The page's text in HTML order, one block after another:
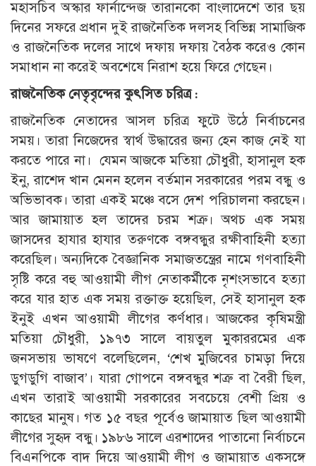
মহাসচিব অস্কার ফার্নান্দেজ তারানকো বাংলাদেশে তার ছয়
দিনের সফরে প্রধান দুই রাজনৈতিক দলসহ বিভিন্ন সামাজিক
ও রাজনৈতিক দলের সাথে দফায় দফায় বৈঠক করেও কোন
সমাধান না করেই অবশেষে নিরাশ হয়ে ফিরে গেছেন।
রাজনৈতিক নেতৃবৃন্দের কুৎসিত চরিত্র :
রাজনৈতিক নেতাদের আসল চরিত্র ফুটে উঠে নির্বাচনের
সময়। তারা নিজেদের স্বার্থ উদ্ধারের জন্য হেন কাজ নেই যা
করতে পারে না। যেমন আজকে মতিয়া চৌধুরী, হাসানুল হক
ইনু, রাশেদ খান মেনন হলেন বর্তমান সরকারের পরম বন্ধু ও
অভিভাবক। তারা একই মঞ্চে বসে দেশ পরিচালনা করছেন।
আর জামায়াত হল তাদের চরম শত্রু। অথচ এক সময়
জাসদের হাযার হাযার তরুণকে বঙ্গবন্ধুর রক্ষীবাহিনী হত্যা
করেছিল। অন্যদিকে বৈজ্ঞানিক সমাজতন্ত্রের নামে গণবাহিনী
সৃষ্টি করে বহু আওয়ামী লীগ নেতাকর্মীকে নৃশংসভাবে হত্যা
করে যার হাত এক সময় রক্তাক্ত হয়েছিল, সেই হাসানুল হক
ইনুই এখন আওয়ামী লীগের কর্ণধার। আজকের কৃষিমন্ত্রী
মতিয়া চৌধুরী, ১৯৭৩ সালে বায়তুল মুকাররমের এক
জনসভায় ভাষণে বলেছিলেন, ‘শেখ মুজিবের চামড়া দিয়ে
ডুগডুগি বাজাব’। যারা গোপনে বঙ্গবন্ধুর শত্রু বা বৈরী ছিল,
এখন তারাই আওয়ামী সরকারের সবচেয়ে বেশী প্রিয় ও
কাছের মানুষ। গত ১৫ বছর পূর্বেও জামায়াত ছিল আওয়ামী
লীগের সুহৃদ বন্ধু। ১৯৮৬ সালে এরশাদের পাতানো নির্বাচনে
বিএনপিকে বাদ দিয়ে আওয়ামী লীগ ও জামায়াত একসঙ্গে